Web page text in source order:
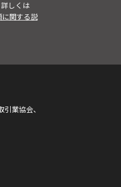
しくは
関する説
業協会、